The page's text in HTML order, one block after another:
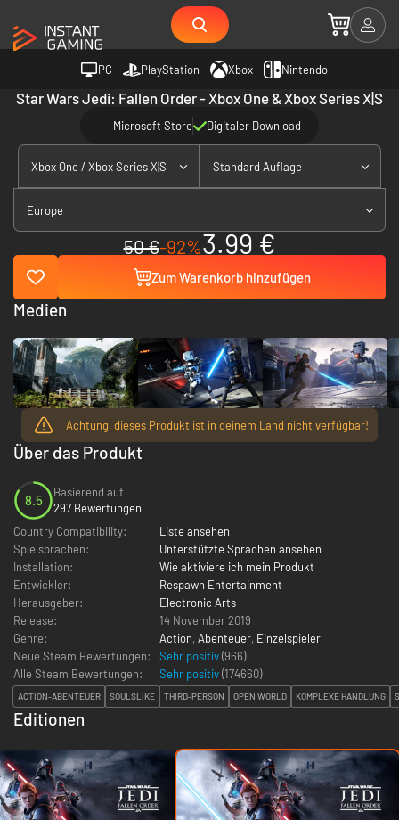
PC PlayStation Xbox Nintendo
Star Wars Jedi: Fallen Order - Xbox One & Xbox Series X|S
Microsoft Store Digitaler Download
Xbox One / Xbox Series X|S Standard Auflage
Europe
50 €-92%3.99 €
Zum Warenkorb hinzufügen
Achtung, dieses Produkt ist in deinem Land nicht verfügbar!
Über das Produkt
8.5
Basierend auf
297 Bewertungen
Country Compatibility:
Liste ansehen
Spielsprachen:
Unterstützte Sprachen ansehen
Installation:
Wie aktiviere ich mein Produkt
Entwickler:
Respawn Entertainment
Herausgeber:
Electronic Arts
Release:
14 November 2019
Genre:
Action, Abenteuer, Einzelspieler
Neue Steam Bewertungen:
Sehr positiv(966)
Alle Steam Bewertungen:
Sehr positiv(174660)
ACTION-ABENTEUER SOULSLIKE THIRD-PERSON OPEN WORLD KOMPLEXE HANDLUNG
Editionen
Medien